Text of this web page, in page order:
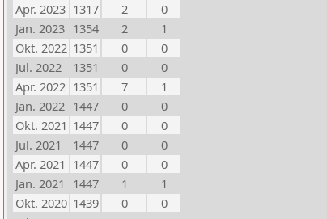
Apr. 2023 1317 2
0
Jan. 2023 1354 2
1
Okt. 2022 1351 0
0
Jul. 2022
1351 0
0
Apr. 2022 1351 7
1
Jan. 2022 1447 0
0
Okt. 2021 1447 0
0
Jul. 2021
1447 0
0
Apr. 2021 1447 0
0
Jan. 2021
1447 1
1
Okt. 2020 1439 0
0